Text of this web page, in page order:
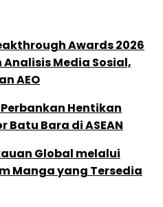
Awards 2026
Media Sosial,
AEO
Hentikan
Bara di ASEAN
Global melalui
Manga yang Tersedia